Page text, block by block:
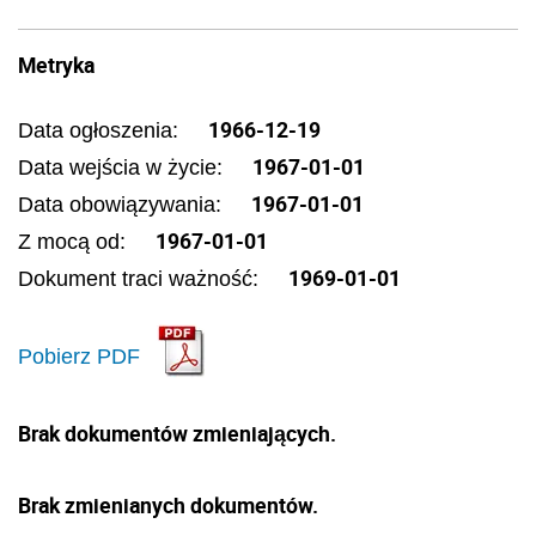
Metryka
Data ogłoszenia: 1966-12-19
Data wejścia w życie: 1967-01-01
Data obowiązywania: 1967-01-01
Z mocą od: 1967-01-01
Dokument traci ważność: 1969-01-01
Pobierz PDF
Brak dokumentów zmieniających.
Brak zmienianych dokumentów.